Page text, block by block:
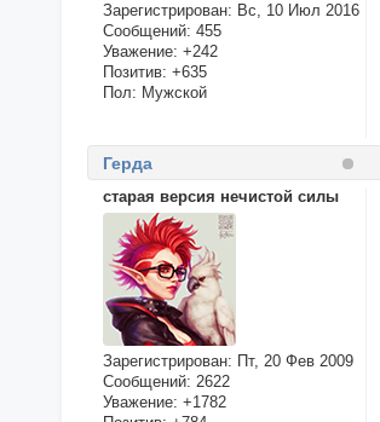
Зарегистрирован: Вс, 10 Июл 2016
Сообщений: 455
Уважение: +242
Позитив: +635
Пол: Мужской
Герда
старая версия нечистой силы
Зарегистрирован: Пт, 20 Фев 2009
Сообщений: 2622
Уважение: +1782